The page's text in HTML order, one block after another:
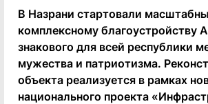
В Назрани стартовали
комплексному благоустройству
знакового для всей республики
мужества и патриотизма.
объекта реализуется в рамках
национального проекта